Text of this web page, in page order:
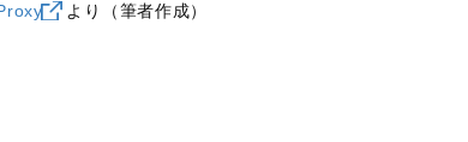
より（筆者作成）